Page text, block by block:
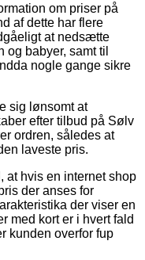
om priser på
af dette har flere
at nedsætte
babyer, samt til
nogle gange sikre
sig lønsomt at
efter tilbud på Sølv
ordren, således at
laveste pris.
at hvis en internet shop
der anses for
der viser en
med kort er i hvert fald
kunden overfor fup